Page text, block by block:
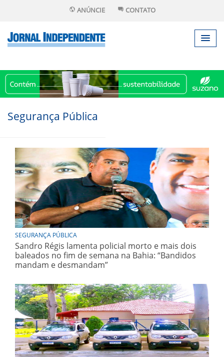
ANÚNCIE CONTATO
Segurança Pública
SEGURANÇA PÚBLICA
Sandro Régis lamenta policial morto e mais dois
baleados no fim de semana na Bahia: “Bandidos
mandam e desmandam”